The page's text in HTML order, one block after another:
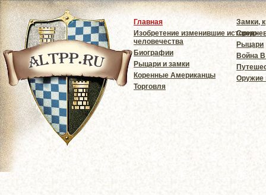
Главная
Изобретение изменившие историю
человечества
Биографии
Рыцари и замки
Коренные Американцы
Торговля
Замки,
Рыцари
Война
Оружие